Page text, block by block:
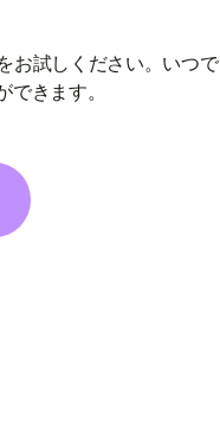
お試しください。いつ
できます。